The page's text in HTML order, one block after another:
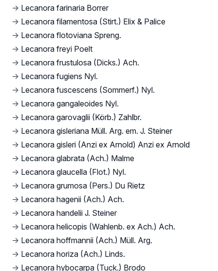
→ Lecanora farinaria Borrer
→ Lecanora filamentosa (Stirt.) Elix & Palice
→ Lecanora flotoviana Spreng.
→ Lecanora freyi Poelt
→ Lecanora frustulosa (Dicks.) Ach.
→ Lecanora fugiens Nyl.
→ Lecanora fuscescens (Sommerf.) Nyl.
→ Lecanora gangaleoides Nyl.
→ Lecanora garovaglii (Körb.) Zahlbr.
→ Lecanora gisleriana Müll. Arg. em. J. Steiner
→ Lecanora gisleri (Anzi ex Arnold) Anzi ex Arnold
→ Lecanora glabrata (Ach.) Malme
→ Lecanora glaucella (Flot.) Nyl.
→ Lecanora grumosa (Pers.) Du Rietz
→ Lecanora hagenii (Ach.) Ach.
→ Lecanora handelii J. Steiner
→ Lecanora helicopis (Wahlenb. ex Ach.) Ach.
→ Lecanora hoffmannii (Ach.) Müll. Arg.
→ Lecanora horiza (Ach.) Linds.
→ Lecanora hybocarpa (Tuck.) Brodo